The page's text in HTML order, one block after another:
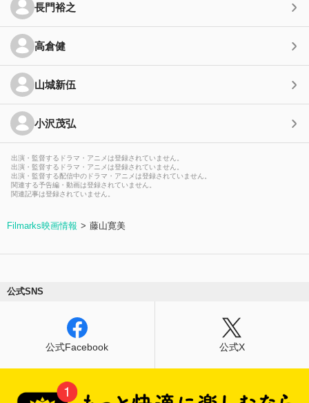
長門裕之
高倉健
山城新伍
小沢茂弘
出演・監督するドラマ・アニメは登録されていません。
出演・監督するドラマ・アニメは登録されていません。
出演・監督する配信中のドラマ・アニメは登録されていません。
関連する予告編・動画は登録されていません。
関連記事は登録されていません。
Filmarks映画情報 藤山寛美
公式SNS
公式Facebook 公式X